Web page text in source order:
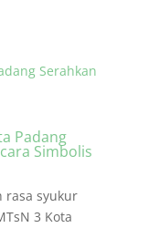
Padang
Simbolis
rasa syukur
3 Kota